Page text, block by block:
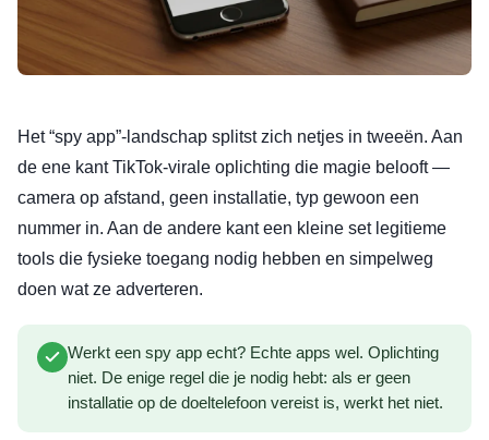
Het “spy app”-landschap splitst zich netjes in tweeën. Aan
de ene kant TikTok-virale oplichting die magie belooft —
camera op afstand, geen installatie, typ gewoon een
nummer in. Aan de andere kant een kleine set legitieme
tools die fysieke toegang nodig hebben en simpelweg
doen wat ze adverteren.
Werkt een spy app echt? Echte apps wel. Oplichting
niet. De enige regel die je nodig hebt: als er geen
installatie op de doeltelefoon vereist is, werkt het niet.